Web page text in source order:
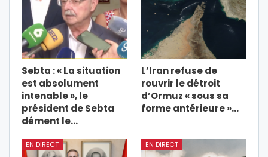
Sebta : « La situation
est absolument
intenable », le
président de Sebta
dément le…
L’Iran refuse de
rouvrir le détroit
d’Ormuz « sous sa
forme antérieure »…
EN DIRECT EN DIRECT